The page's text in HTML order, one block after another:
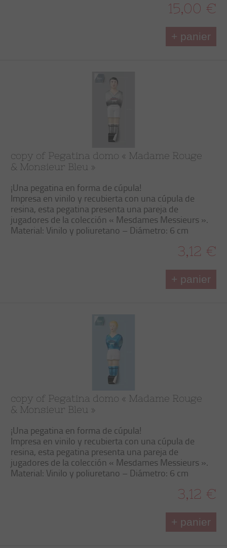
15,00 €
+ panier
copy of Pegatina domo « Madame Rouge
& Monsieur Bleu »
¡Una pegatina en forma de cúpula!
Impresa en vinilo y recubierta con una cúpula de
resina, esta pegatina presenta una pareja de
jugadores de la colección « Mesdames Messieurs ».
Material: Vinilo y poliuretano – Diámetro: 6 cm
3,12 €
+ panier
copy of Pegatina domo « Madame Rouge
& Monsieur Bleu »
¡Una pegatina en forma de cúpula!
Impresa en vinilo y recubierta con una cúpula de
resina, esta pegatina presenta una pareja de
jugadores de la colección « Mesdames Messieurs ».
Material: Vinilo y poliuretano – Diámetro: 6 cm
3,12 €
+ panier